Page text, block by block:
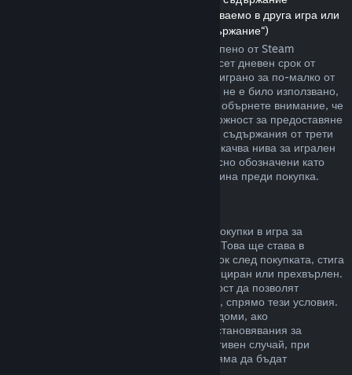
(Съдържание от Steam магазина, използваемо в друга игра или
софтуерно приложение, „Сваляемо съдържание“)
Сумата за сваляемото съдържание, закупено от Steam
магазина, се възстановява в четиринадесет дневен срок от
покупката, и ако съответното заглавие е играно за по-малко от
два часа, след транзакцията. Стига то да не е било използвано,
модифицирано или прехвърлено. Моля, обърнете внимание, че
в някои случаи Steam няма да има възможност за предоставяне
на възстановявания при някои сваляеми съдържания от трети
страни (например, ако то необратимо покачва нива за игрален
персонаж). Тези изключения ще бъдат ясно обозначени като
невъзстановими на страницата им магазина преди покупка.
Steam ще предлага възстановяване на покупки в игра за
всякакви заглавия разработени от Valve. Това ще става в
рамките на четиридесет и осем часов срок след покупката, стига
артикула да не е бил използван, модифициран или прехвърлен.
Другите разработчици ще имат възможност да позволят
възстановявания за артикули в игрите си, спрямо тези условия.
По време на покупката Steam ще Ви уведоми, ако
разработчикът е решил да предлага възстановявания за
артикула в играта, който купувате. В противен случай, при
покупките в игри, които не са на Valve, няма да бъдат